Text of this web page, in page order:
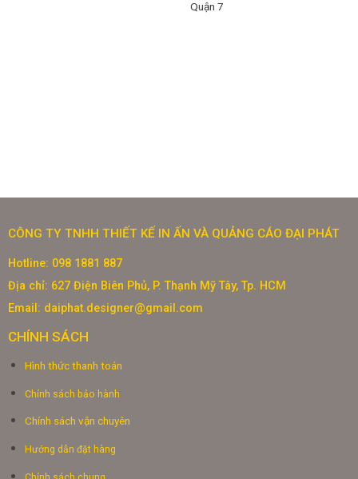
Quận 7
CÔNG TY TNHH THIẾT KẾ IN ẤN VÀ QUẢNG CÁO ĐẠI PHÁT
Hotline: 098 1881 887
Địa chỉ: 627 Điện Biên Phủ, P. Thạnh Mỹ Tây, Tp. HCM
Email: daiphat.designer@gmail.com
CHÍNH SÁCH
Hình thức thanh toán
Chính sách bảo hành
Chính sách vận chuyên
Hướng dẫn đặt hàng